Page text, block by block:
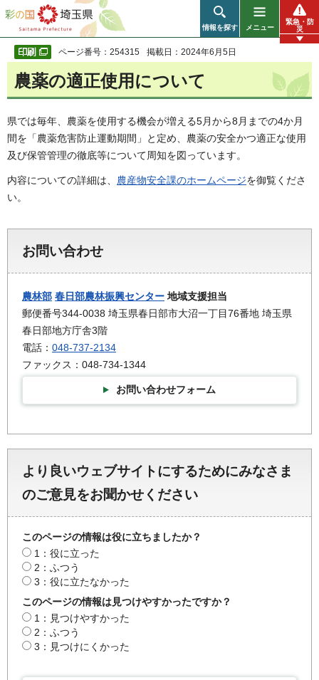
彩の国 埼玉県
情報を探す メニュー
緊急・防
災
ページ番号：254315 掲載日：2024年6月5日
農薬の適正使用について
県では毎年、農薬を使用する機会が増える5月から8月までの4か月
間を「農薬危害防止運動期間」と定め、農薬の安全かつ適正な使用
及び保管管理の徹底等について周知を図っています。
内容についての詳細は、 農産物安全課のホームページを御覧くださ
い。
お問い合わせ
農林部 春日部農林振興センター 地域支援担当
郵便番号344-0038 埼玉県春日部市大沼一丁目76番地 埼玉県
春日部地方庁舎3階
電話： 048-737-2134
ファックス：048-734-1344
お問い合わせフォーム
より良いウェブサイトにするためにみなさま
のご意見をお聞かせください
このページの情報は役に立ちましたか？
1：役に立った
2：ふつう
3：役に立たなかった
このページの情報は見つけやすかったですか？
1：見つけやすかった
2：ふつう
3：見つけにくかった